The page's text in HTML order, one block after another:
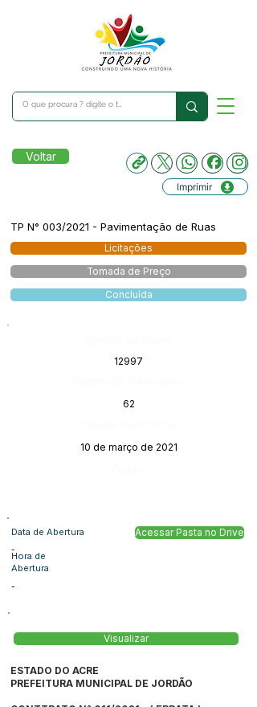
Voltar
Imprimir
TP N° 003/2021 - Pavimentação de Ruas
Licitações
Tomada de Preço
Concluída
12997
62
10 de março de 2021
Data de Abertura
-
Acessar Pasta no Drive
Hora de
Abertura
-
Visualizar
ESTADO DO ACRE
PREFEITURA MUNICIPAL DE JORDÃO